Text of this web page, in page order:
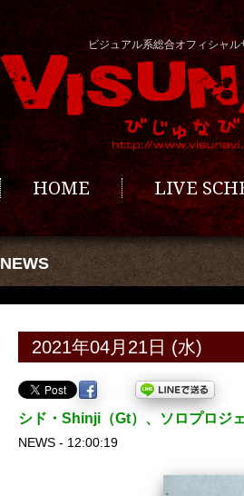
ビジュアル系総合オフィシャル
HOME LIVE
NEWS
2021年04月21日 (水)
シド・Shinji（Gt）、ソロプロジ
NEWS - 12:00:19